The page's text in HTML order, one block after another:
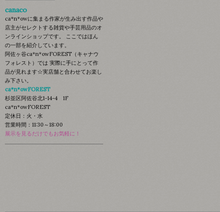
canaco
ca*n*owに集まる作家が生み出す作品や
店主がセレクトする雑貨や手芸用品のオ
ンラインショップです。 ここではほん
の一部を紹介しています。
阿佐ヶ谷ca*n*owFOREST（キャナウ
フォレスト）では 実際に手にとって作
品が見れます☆実店舗と合わせてお楽し
み下さい。
ca*n*owFOREST
杉並区阿佐谷北1-14-4 1F
ca*n*owFOREST
定休日：火・水
営業時間：11:30～18:00
展示を見るだけでもお気軽に！